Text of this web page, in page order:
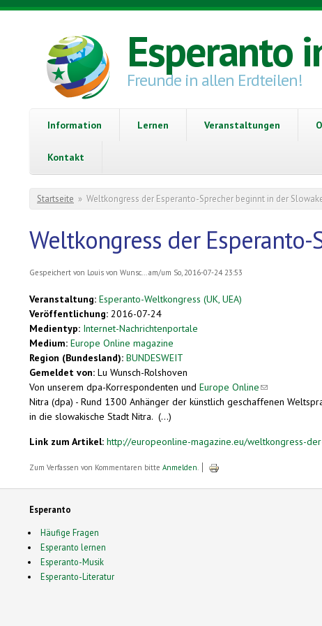
Direkt zum Inhalt
Esperanto
Freunde in allen Erdteilen!
Information Lernen Veranstaltungen
Kontakt
Sie sind hier
Startseite » Weltkongress der Esperanto-Sprecher beginnt in der
Weltkongress der
Gespeichert von Louis von Wunsc...am/um So, 2016-07-24 23:53
Veranstaltung: Esperanto-Weltkongress (UK, UEA)
Veröffentlichung: 2016-07-24
Medientyp: Internet-Nachrichtenportale
Medium: Europe Online magazine
Region (Bundesland): BUNDESWEIT
Gemeldet von: Lu Wunsch-Rolshoven
Von unserem dpa-Korrespondenten und Europe Online(link sends e-
Nitra (dpa) - Rund 1300 Anhänger der künstlich geschaffenen
in die slowakische Stadt Nitra. (...)
Link zum Artikel: http://europeonline-magazine.eu/weltkongress-
Zum Verfassen von Kommentaren bitte Anmelden.
Esperanto
Häufige Fragen
Esperanto lernen
Esperanto-Musik
Esperanto-Literatur